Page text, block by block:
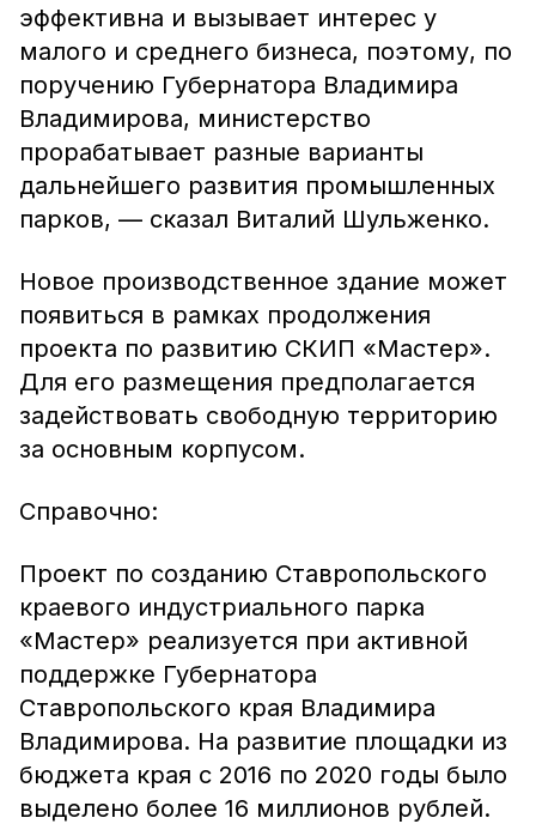
эффективна и вызывает интерес у
малого и среднего бизнеса, поэтому, по
поручению Губернатора Владимира
Владимирова, министерство
прорабатывает разные варианты
дальнейшего развития промышленных
парков, — сказал Виталий Шульженко.
Новое производственное здание может
появиться в рамках продолжения
проекта по развитию СКИП «Мастер».
Для его размещения предполагается
задействовать свободную территорию
за основным корпусом.
Справочно:
Проект по созданию Ставропольского
краевого индустриального парка
«Мастер» реализуется при активной
поддержке Губернатора
Ставропольского края Владимира
Владимирова. На развитие площадки из
бюджета края с 2016 по 2020 годы было
выделено более 16 миллионов рублей.